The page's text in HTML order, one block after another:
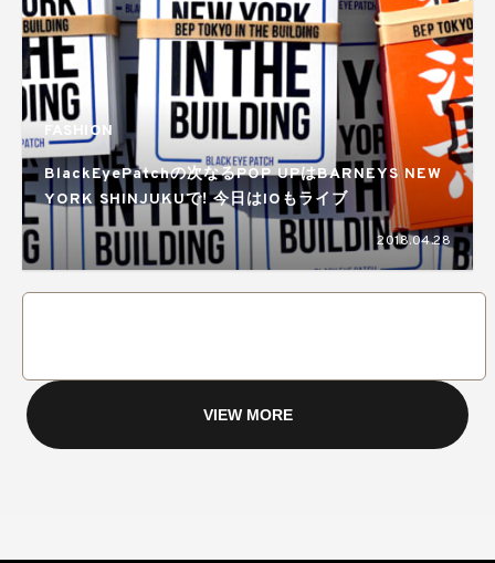
FASHION
BlackEyePatchの次なるPOP UPはBARNEYS NEW
YORK SHINJUKUで! 今日はIOもライブ
2018.04.28
VIEW MORE